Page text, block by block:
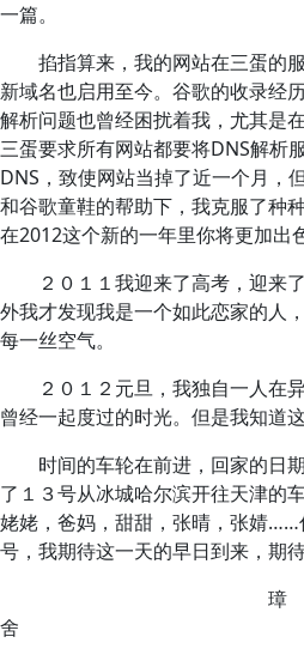
一篇。
掐指算来，我的网站在三蛋的服
新域名也启用至今。谷歌的收录经
解析问题也曾经困扰着我，尤其是
三蛋要求所有网站都要将DNS解析
DNS，致使网站当掉了近一个月，
和谷歌童鞋的帮助下，我克服了种
在2012这个新的一年里你将更加出色
２０１１我迎来了高考，迎来了
外我才发现我是一个如此恋家的人
每一丝空气。
２０１２元旦，我独自一人在
曾经一起度过的时光。但是我知道
时间的车轮在前进，回家的日
了１３号从冰城哈尔滨开往天津的
姥姥，爸妈，甜甜，张晴，张婧
号，我期待这一天的早日到来，期
璋 2012-1-2于
舍